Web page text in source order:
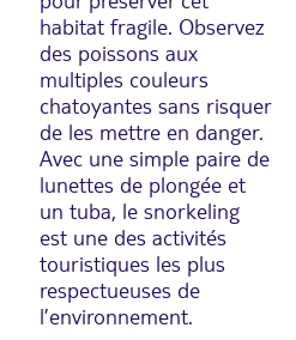
habitat fragile. Observez
des poissons aux
multiples couleurs
chatoyantes sans risquer
de les mettre en danger.
Avec une simple paire de
lunettes de plongée et
un tuba, le snorkeling
est une des activités
touristiques les plus
respectueuses de
l’environnement.